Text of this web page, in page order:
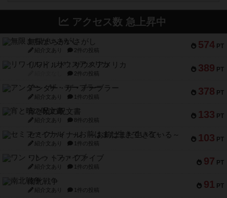
アクセス数 急上昇中
574 PT
無限まちがいさがし
紹介文あり 2件の投稿
389 PT
リワイルド：サウスアメリカ
2件の投稿
378 PT
アンダー・ザ・テーブラー
紹介文あり 1件の投稿
133 PT
宵と暁の呪文書
紹介文あり 8件の投稿
103 PT
セミファイナル ～お前はまだ生きている～
紹介文あり 1件の投稿
97 PT
ワン・トゥ・ファイブ
紹介文あり 1件の投稿
91 PT
南北戦争
紹介文あり 1件の投稿